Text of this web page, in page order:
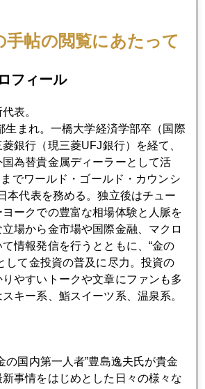
金は３３００ドル割れ
００ドル接近
資への道
、米国参戦には無反応
有事のドル
参戦でも有事の金買いは限定的
手帖の閲覧にあたって
フィール
表。
生まれ。一橋大学経済学部卒（国際
銀行（現三菱UFJ銀行）を経て、
国為替貴金属ディーラーとして活
でワールド・ゴールド・カウンシ
本代表を務める。独立後はチュー
ヨークでの豊富な相場体験と人脈を
場から金市場や国際金融、マクロ
情報発信を行うとともに、“金の
して金投資の普及に尽力。投資の
やすいトークや文章にファンも多
キー系、鮨スイーツ系、温泉系。
の国内第一人者”豊島逸夫氏が貴金
事情をはじめとした日々の様々な